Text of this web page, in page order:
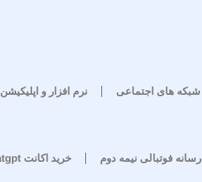
شبکه های اجتماعی نرم افزار و اپلیکیشن
رسانه فوتبالی نیمه دوم خرید اکانت chatgpt